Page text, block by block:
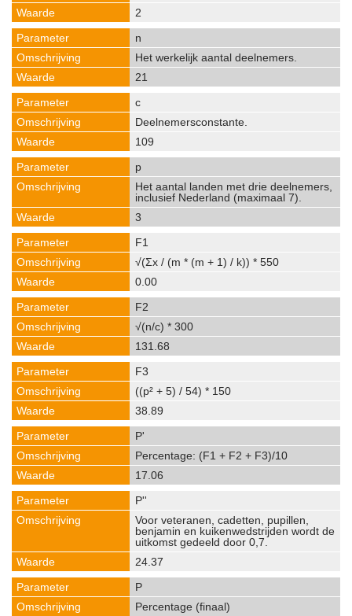
2
n
Het werkelijk aantal deelnemers.
21
c
Deelnemersconstante.
109
p
Het aantal landen met drie deelnemers,
inclusief Nederland (maximaal 7).
3
F1
√(Σx / (m * (m + 1) / k)) * 550
0.00
F2
√(n/c) * 300
131.68
F3
((p² + 5) / 54) * 150
38.89
P'
Percentage: (F1 + F2 + F3)/10
17.06
P''
Voor veteranen, cadetten, pupillen,
benjamin en kuikenwedstrijden wordt de
uitkomst gedeeld door 0,7.
24.37
P
Percentage (finaal)